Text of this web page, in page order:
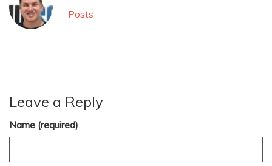
Posts
Leave a Reply
Name (required)